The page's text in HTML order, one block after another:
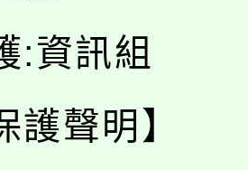
:資訊組
護聲明】